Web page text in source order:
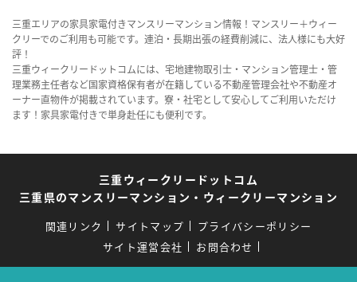
三重エリアの家具家電付きマンスリーマンション情報！マンスリー＋ウィー
クリーでのご利用も可能です。連泊・長期出張の経費削減に、法人様にも大好
評！
三重ウィークリードットコムには、宅地建物取引士・マンション管理士・管
理業務主任者など国家資格保有者が在籍している不動産管理会社や不動産オ
ーナー直物件が掲載されています。寮・社宅として安心してご利用いただけ
ます！家具家電付きで単身赴任にも便利です。
三重ウィークリードットコム
三重県のマンスリーマンション・ウィークリーマンション
関連リンク サイトマップ
プライバシーポリシー
サイト運営会社
お問合わせ